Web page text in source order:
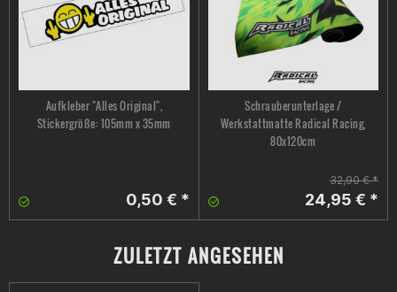
Aufkleber "Alles Original",
Stickergröße: 105mm x 35mm
0,50 € *
Schrauberunterlage /
Werkstattmatte Radical Racing,
80x120cm
32,90 € *
24,95 € *
ZULETZT ANGESEHEN